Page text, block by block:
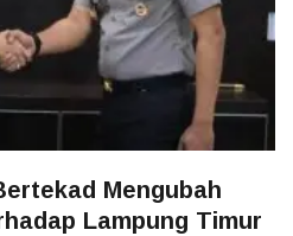
Mengubah
Lampung Timur